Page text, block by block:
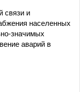
связи и
населенных
значимых
аварий в